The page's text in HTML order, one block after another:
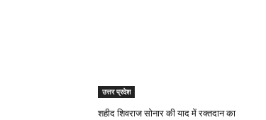
उत्तर प्रदेश
शहीद शिवराज सोनार की याद में रक्तदान का